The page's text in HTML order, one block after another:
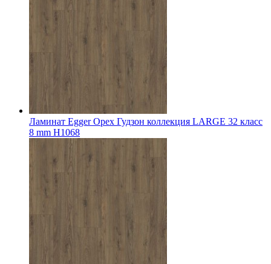
Ламинат Egger Орех Гудзон коллекция LARGE 32 класс
8 mm H1068